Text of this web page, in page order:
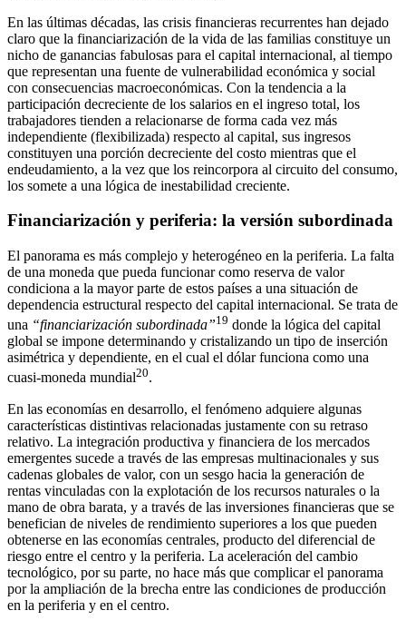
En las últimas décadas, las crisis financieras recurrentes han dejado
claro que la financiarización de la vida de las familias constituye un
nicho de ganancias fabulosas para el capital internacional, al tiempo
que representan una fuente de vulnerabilidad económica y social
con consecuencias macroeconómicas. Con la tendencia a la
participación decreciente de los salarios en el ingreso total, los
trabajadores tienden a relacionarse de forma cada vez más
independiente (flexibilizada) respecto al capital, sus ingresos
constituyen una porción decreciente del costo mientras que el
endeudamiento, a la vez que los reincorpora al circuito del consumo,
los somete a una lógica de inestabilidad creciente.
Financiarización y periferia: la versión subordinada
El panorama es más complejo y heterogéneo en la periferia. La falta
de una moneda que pueda funcionar como reserva de valor
condiciona a la mayor parte de estos países a una situación de
dependencia estructural respecto del capital internacional. Se trata de
una “financiarización subordinada”19 donde la lógica del capital
global se impone determinando y cristalizando un tipo de inserción
asimétrica y dependiente, en el cual el dólar funciona como una
cuasi-moneda mundial20.
En las economías en desarrollo, el fenómeno adquiere algunas
características distintivas relacionadas justamente con su retraso
relativo. La integración productiva y financiera de los mercados
emergentes sucede a través de las empresas multinacionales y sus
cadenas globales de valor, con un sesgo hacia la generación de
rentas vinculadas con la explotación de los recursos naturales o la
mano de obra barata, y a través de las inversiones financieras que se
benefician de niveles de rendimiento superiores a los que pueden
obtenerse en las economías centrales, producto del diferencial de
riesgo entre el centro y la periferia. La aceleración del cambio
tecnológico, por su parte, no hace más que complicar el panorama
por la ampliación de la brecha entre las condiciones de producción
en la periferia y en el centro.